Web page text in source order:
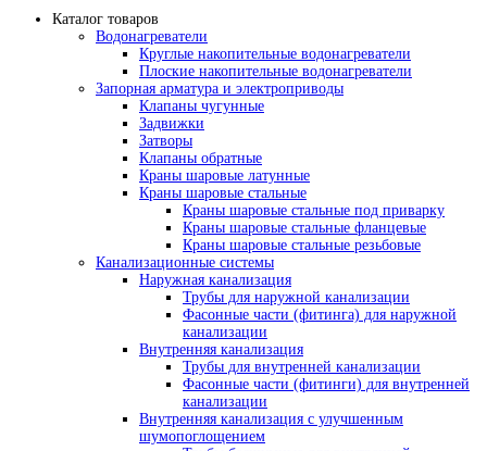
Каталог товаров
Водонагреватели
Круглые накопительные водонагреватели
Плоские накопительные водонагреватели
Запорная арматура и электроприводы
Клапаны чугунные
Задвижки
Затворы
Клапаны обратные
Краны шаровые латунные
Краны шаровые стальные
Краны шаровые стальные под приварку
Краны шаровые стальные фланцевые
Краны шаровые стальные резьбовые
Канализационные системы
Наружная канализация
Трубы для наружной канализации
Фасонные части (фитинга) для наружной
канализации
Внутренняя канализация
Трубы для внутренней канализации
Фасонные части (фитинги) для внутренней
канализации
Внутренняя канализация с улучшенным
шумопоглощением